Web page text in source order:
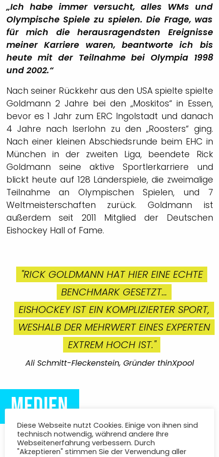
„Ich habe immer versucht, alles WMs und
Olympische Spiele zu spielen. Die Frage, was
für mich die herausragendsten Ereignisse
meiner Karriere waren, beantworte ich bis
heute mit der Teilnahme bei Olympia 1998
und 2002.“
Nach seiner Rückkehr aus den USA spielte spielte
Goldmann 2 Jahre bei den „Moskitos“ in Essen,
bevor es 1 Jahr zum ERC Ingolstadt und danach
4 Jahre nach Iserlohn zu den „Roosters“ ging.
Nach einer kleinen Abschiedsrunde beim EHC in
München in der zweiten Liga, beendete Rick
Goldmann seine aktive Sportlerkarriere und
blickt heute auf 128 Länderspiele, die zweimalige
Teilnahme an Olympischen Spielen, und 7
Weltmeisterschaften zurück. Goldmann ist
außerdem seit 2011 Mitglied der Deutschen
Eishockey Hall of Fame.
"RICK GOLDMANN HAT HIER EINE ECHTE
BENCHMARK GESETZT…
EISHOCKEY IST EIN KOMPLIZIERTER SPORT,
WESHALB DER MEHRWERT EINES EXPERTEN
EXTREM HOCH IST."
Ali Schmitt-Fleckenstein, Gründer thinXpool
MEDIEN
Diese Webseite nutzt Cookies. Einige von ihnen sind
technisch notwendig, während andere Ihre
Webseitenerfahrung verbessern. Durch
"Akzeptieren" stimmen Sie der Verwendung aller